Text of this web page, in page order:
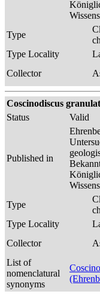
Type
Type Locality
Collector
Coscinodiscus
Status
Valid
Published in
Type
Type Locality
Collector
List of
nomenclatural
synonyms